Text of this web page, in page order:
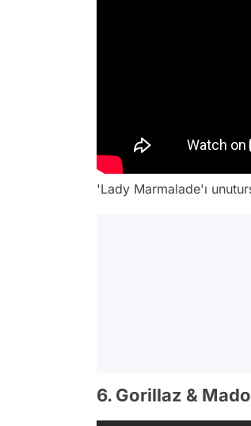
'Lady Marmalade'ı
6. Gorillaz &